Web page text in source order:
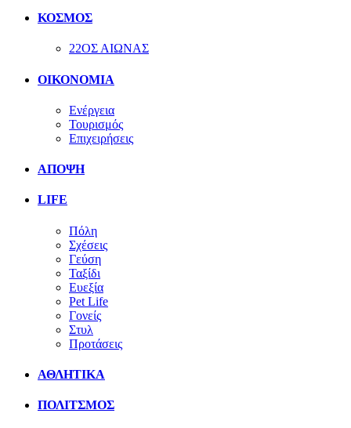
ΚΟΣΜΟΣ
22ΟΣ ΑΙΩΝΑΣ
ΟΙΚΟΝΟΜΙΑ
Ενέργεια
Τουρισμός
Επιχειρήσεις
ΑΠΟΨΗ
LIFE
Πόλη
Σχέσεις
Γεύση
Ταξίδι
Ευεξία
Pet Life
Γονείς
Στυλ
Προτάσεις
ΑΘΛΗΤΙΚΑ
ΠΟΛΙΤΣΜΟΣ